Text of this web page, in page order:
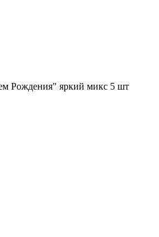
Рождения" яркий микс 5 шт